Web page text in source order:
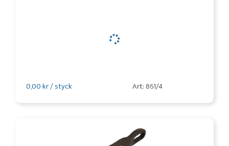
0,00 kr / styck Art: 861/4